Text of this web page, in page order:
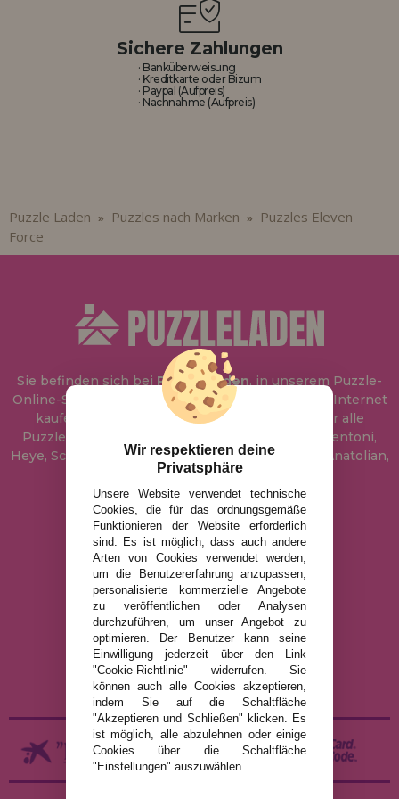
Sichere Zahlungen
· Banküberweisung
· Kreditkarte oder Bizum
· Paypal (Aufpreis)
· Nachnahme (Aufpreis)
Puzzle Laden » Puzzles nach Marken »
Puzzles Eleven
Force
Sie befinden sich bei Puzzle Laden, in unserem Puzzle-
Online-Shop, wo Sie Puzzle zum besten Preis im Internet
kaufen können. In unserem Katalog führen wir alle
Puzzles der Marken Educa, Ravensburger, Clementoni,
Heye, Schmidt, Castorland, Jumbo, Trefl, Piatnik, Anatolian,
Art Puzzle, Gibsons und viele mehr.
info@puzzleladen.de
RECHTLICHE HINWEISE
DATENSCHUTZRICHTLINIE
COOKIE-RICHTLINIE
VERSAND UND RÜCKGABE
RÜCKGABE / WIDERRUF
Wir respektieren deine
Privatsphäre
Unsere Website verwendet technische
Cookies, die für das ordnungsgemäße
Funktionieren der Website erforderlich
sind. Es ist möglich, dass auch andere
Arten von Cookies verwendet werden,
um die Benutzererfahrung anzupassen,
personalisierte kommerzielle Angebote
zu veröffentlichen oder Analysen
durchzuführen, um unser Angebot zu
optimieren. Der Benutzer kann seine
Einwilligung jederzeit über den Link
"Cookie-Richtlinie" widerrufen. Sie
können auch alle Cookies akzeptieren,
indem Sie auf die Schaltfläche
"Akzeptieren und Schließen" klicken. Es
ist möglich, alle abzulehnen oder einige
Cookies über die Schaltfläche
"Einstellungen" auszuwählen.